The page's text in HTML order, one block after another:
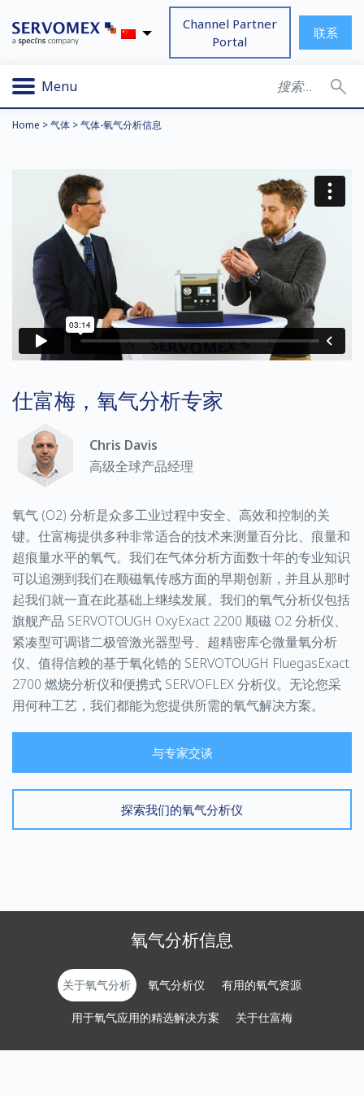
Channel Partner
Portal
联系
Menu
Home >气体 >气体-氧气分析信息
仕富梅，氧气分析专家
Chris Davis
高级全球产品经理
氧气 (O2) 分析是众多工业过程中安全、高效和控制的关
键。仕富梅提供多种非常适合的技术来测量百分比、痕量和
超痕量水平的氧气。我们在气体分析方面数十年的专业知识
可以追溯到我们在顺磁氧传感方面的早期创新，并且从那时
起我们就一直在此基础上继续发展。我们的氧气分析仪包括
旗舰产品 SERVOTOUGH OxyExact 2200 顺磁 O2 分析仪、
紧凑型可调谐二极管激光器型号、超精密库仑微量氧分析
仪、值得信赖的基于氧化锆的 SERVOTOUGH FluegasExact
2700 燃烧分析仪和便携式 SERVOFLEX 分析仪。无论您采
用何种工艺，我们都能为您提供所需的氧气解决方案。
与专家交谈
探索我们的氧气分析仪
氧气分析信息
关于氧气分析 氧气分析仪 有用的氧气资源
用于氧气应用的精选解决方案 关于仕富梅